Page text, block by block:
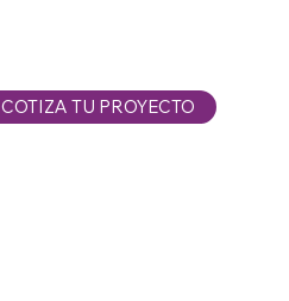
COTIZA TU PROYECTO